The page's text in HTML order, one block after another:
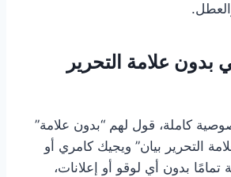
علامة التحرير
كاملة، قول لهم “بدون علامة”
التحرير بيان” ويجيك كامري أو
تمامًا بدون أي لوقو أو إعلانات،